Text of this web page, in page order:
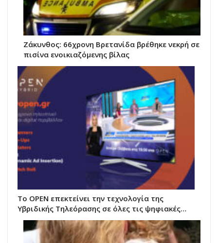
Ζάκυνθος: 66χρονη Βρετανίδα βρέθηκε νεκρή σε
πισίνα ενοικιαζόμενης βίλας
Το OPEN επεκτείνει την τεχνολογία της
Υβριδικής Τηλεόρασης σε όλες τις ψηφιακές…